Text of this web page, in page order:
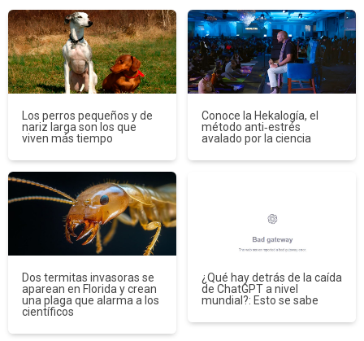
Los perros pequeños y de
nariz larga son los que
viven más tiempo
Conoce la Hekalogía, el
método anti‑estrés
avalado por la ciencia
Dos termitas invasoras se
aparean en Florida y crean
una plaga que alarma a los
científicos
¿Qué hay detrás de la caída
de ChatGPT a nivel
mundial?: Esto se sabe